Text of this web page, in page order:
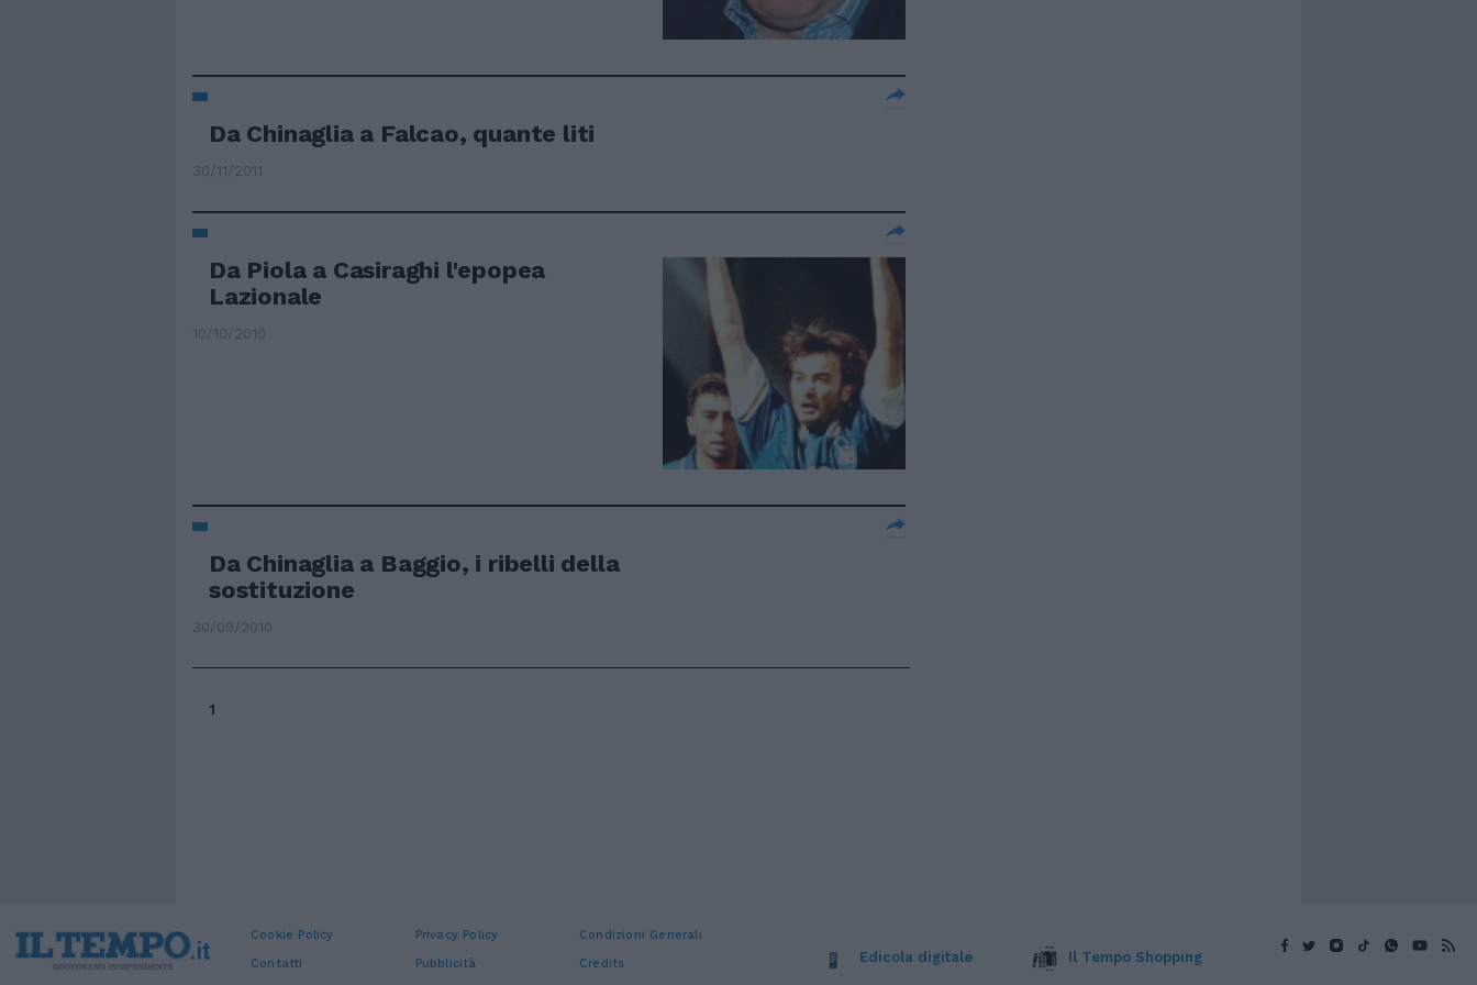
Da Chinaglia a Falcao, quante liti
30/11/2011
Da Piola a Casiraghi l'epopea
Lazionale
10/10/2010
Da Chinaglia a Baggio, i ribelli della
sostituzione
30/09/2010
1
Cookie Policy Privacy Policy
Condizioni Generali
Contatti
Pubblicità Credits Edicola digitale Il Tempo Shopping